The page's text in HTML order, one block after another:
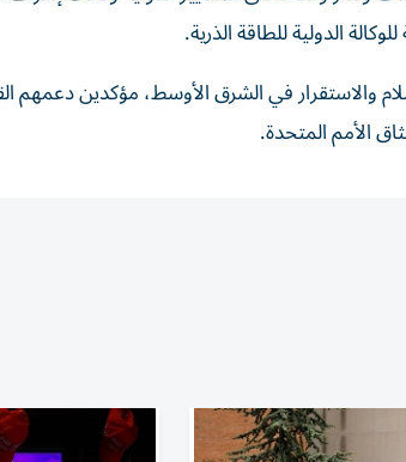
الدولية للطاقة الذرية.
والاستقرار في الشرق الأوسط، مؤكدين دعمهم
الأمم المتحدة.